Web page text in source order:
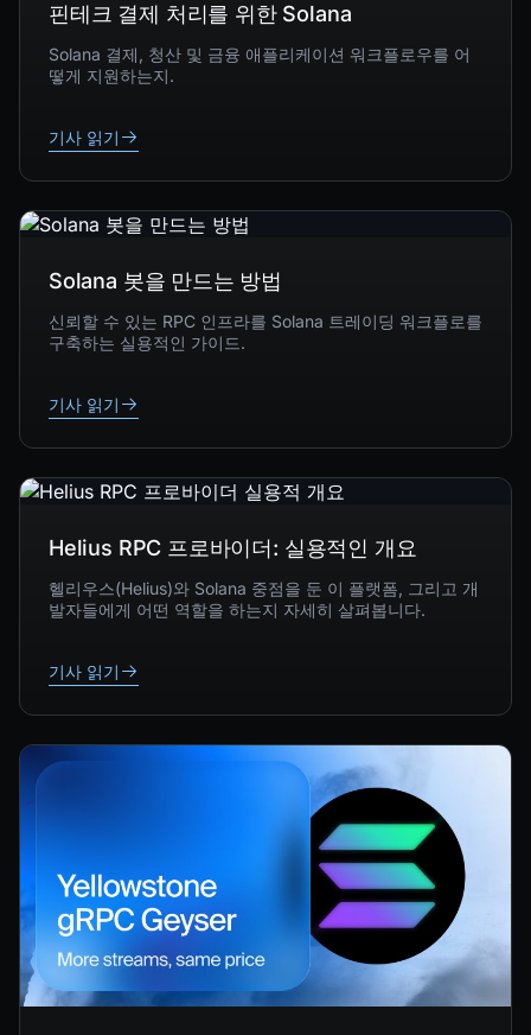
핀테크 결제 처리를 위한 Solana
Solana 결제, 청산 및 금융 애플리케이션 워크플로우를 어
떻게 지원하는지.
기사 읽기
Solana 봇을 만드는 방법
신뢰할 수 있는 RPC 인프라를 Solana 트레이딩 워크플로를
구축하는 실용적인 가이드.
기사 읽기
Helius RPC 프로바이더: 실용적인 개요
헬리우스(Helius)와 Solana 중점을 둔 이 플랫폼, 그리고 개
발자들에게 어떤 역할을 하는지 자세히 살펴봅니다.
기사 읽기